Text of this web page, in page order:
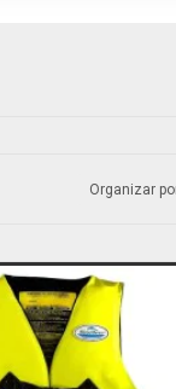
Organizar